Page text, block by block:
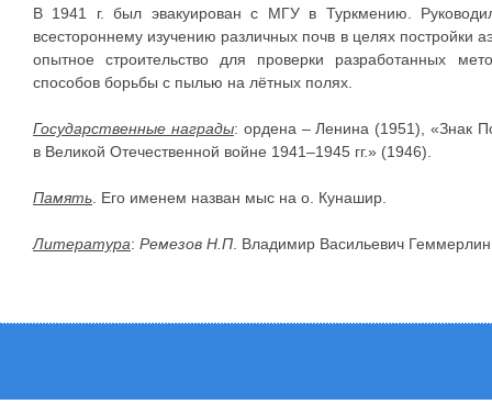
В 1941 г. был эвакуирован с МГУ в Туркмению.
всестороннему изучению различных почв в целях постройки
опытное строительство для проверки разработанных
способов борьбы с пылью на лётных полях.
Государственные награды: ордена – Ленина (1951), «Знак
в Великой Отечественной войне 1941–1945 гг.» (1946).
Память . Его именем назван мыс на о. Кунашир.
Литература: Ремезов Н.П . Владимир Васильевич